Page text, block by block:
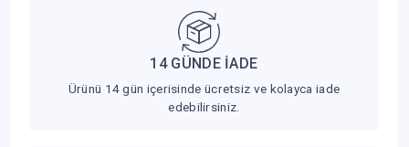
14 GÜNDE İADE
Ürünü 14 gün içerisinde ücretsiz ve kolayca iade
edebilirsiniz.